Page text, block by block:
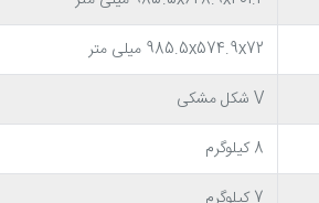
985.5x574.9x72 میلی متر
V شکل مشکی
8 کیلوگرم